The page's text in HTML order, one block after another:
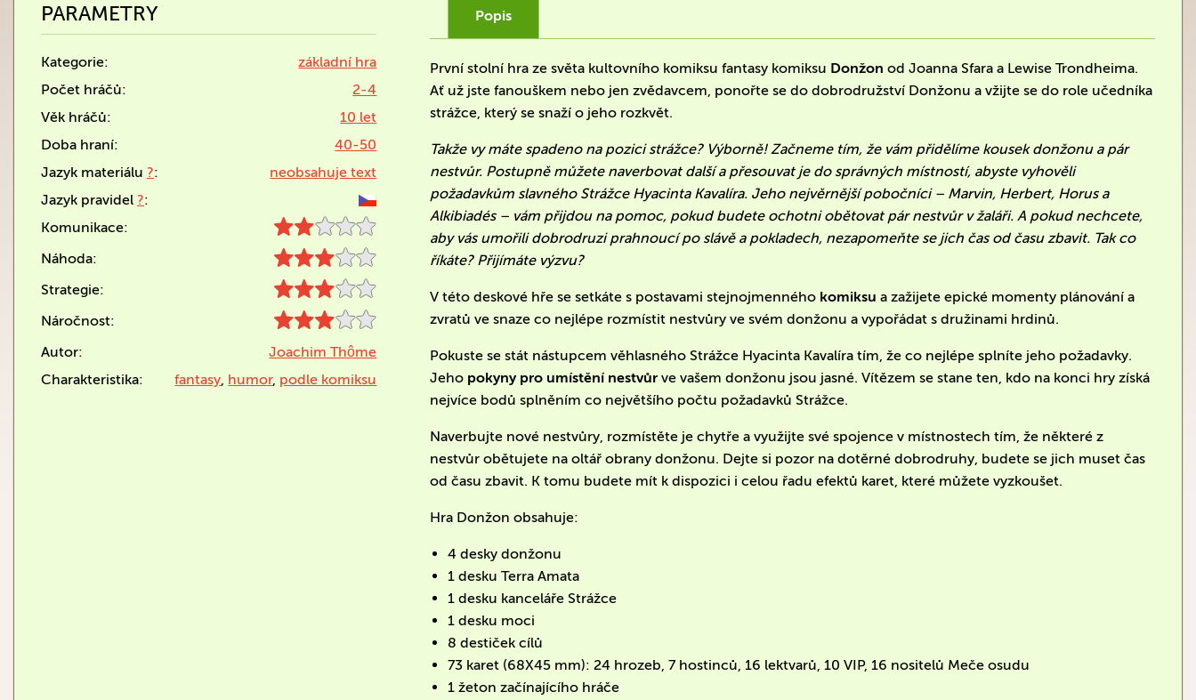
PARAMETRY
Kategorie:
základní hra
Počet hráčů:
2-4
Věk hráčů:
10 let
Doba hraní:
40-50
Jazyk materiálu ?:
neobsahuje text
Jazyk pravidel ?:
Komunikace:
Náhoda:
Strategie:
Náročnost:
Autor:
Joachim Thôme
Charakteristika:
fantasy, humor, podle komiksu
Popis
První stolní hra ze světa kultovního komiksu fantasy komiksu Donžonod Joanna Sfara a Lewise Trondheima.
Ať už jste fanouškem nebo jen zvědavcem, ponořte se do dobrodružství Donžonu a vžijte se do role učedníka
strážce, který se snaží o jeho rozkvět.
Takže vy máte spadeno na pozici strážce? Výborně! Začneme tím, že vám přidělíme kousek donžonu a pár
nestvůr. Postupně můžete naverbovat další a přesouvat je do správných místností, abyste vyhověli
požadavkům slavného Strážce Hyacinta Kavalíra. Jeho nejvěrnější pobočníci – Marvin, Herbert, Horus a
Alkibiadés – vám přijdou na pomoc, pokud budete ochotni obětovat pár nestvůr v žaláři. A pokud nechcete,
aby vás umořili dobrodruzi prahnoucí po slávě a pokladech, nezapomeňte se jich čas od času zbavit. Tak co
říkáte? Přijímáte výzvu?
V této deskové hře se setkáte s postavami stejnojmenného komiksua zažijete epické momenty plánování a
zvratů ve snaze co nejlépe rozmístit nestvůry ve svém donžonu a vypořádat s družinami hrdinů.
Pokuste se stát nástupcem věhlasného Strážce Hyacinta Kavalíra tím, že co nejlépe splníte jeho požadavky.
Jeho pokyny pro umístění nestvůrve vašem donžonu jsou jasné. Vítězem se stane ten, kdo na konci hry získá
nejvíce bodů splněním co největšího počtu požadavků Strážce.
Naverbujte nové nestvůry, rozmístěte je chytře a využijte své spojence v místnostech tím, že některé z
nestvůr obětujete na oltář obrany donžonu. Dejte si pozor na dotěrné dobrodruhy, budete se jich muset čas
od času zbavit. K tomu budete mít k dispozici i celou řadu efektů karet, které můžete vyzkoušet.
Hra Donžon obsahuje:
4 desky donžonu
1 desku Terra Amata
1 desku kanceláře Strážce
1 desku moci
8 destiček cílů
73 karet (68X45 mm): 24 hrozeb, 7 hostinců, 16 lektvarů, 10 VIP, 16 nositelů Meče osudu
1 žeton začínajícího hráče